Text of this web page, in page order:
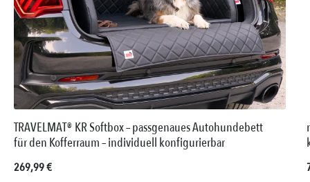
TRAVELMAT® KR Softbox – passgenaues Autohundebett
für den Kofferraum – individuell konfigurierbar
Regulärer Preis:
269,99 €